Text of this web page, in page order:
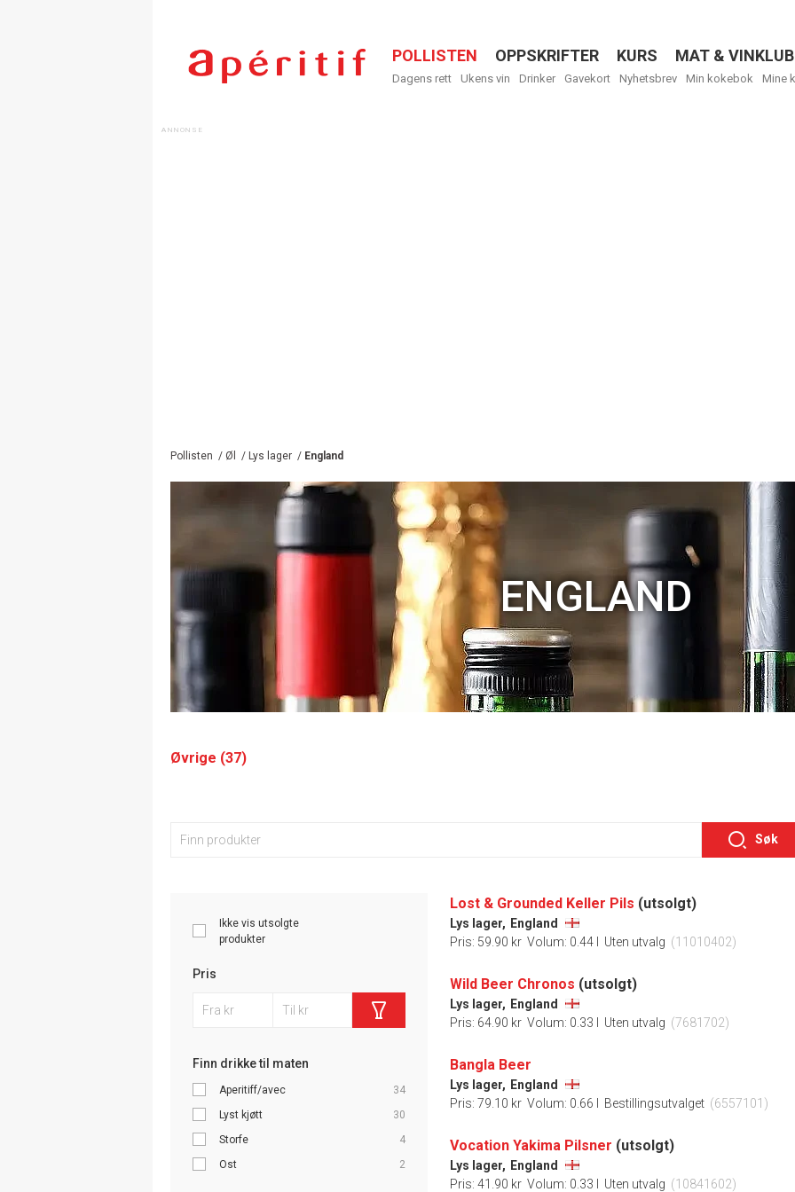
Menu
POLLISTEN OPPSKRIFTER KURS MAT &
Dagens rett Ukens vin Drinker Gavekort Nyhetsbrev Min kokebok Mine
Pollisten / Øl / Lys lager / England
ENGLAND
Øvrige (37)
Søk
Ikke vis utsolgte
produkter
Pris
Finn drikke til maten
Aperitiff/avec
34
Lyst kjøtt
30
Storfe
4
Ost
2
Lost & Grounded Keller Pils (utsolgt)
Lys lager, England
Pris: 59.90 kr Volum: 0.44 l Uten utvalg (11010402)
Wild Beer Chronos (utsolgt)
Lys lager, England
Pris: 64.90 kr Volum: 0.33 l Uten utvalg (7681702)
Bangla Beer
Lys lager, England
Pris: 79.10 kr Volum: 0.66 l Bestillingsutvalget (6557101)
Vocation Yakima Pilsner (utsolgt)
Lys lager, England
Pris: 41.90 kr Volum: 0.33 l Uten utvalg (10841602)